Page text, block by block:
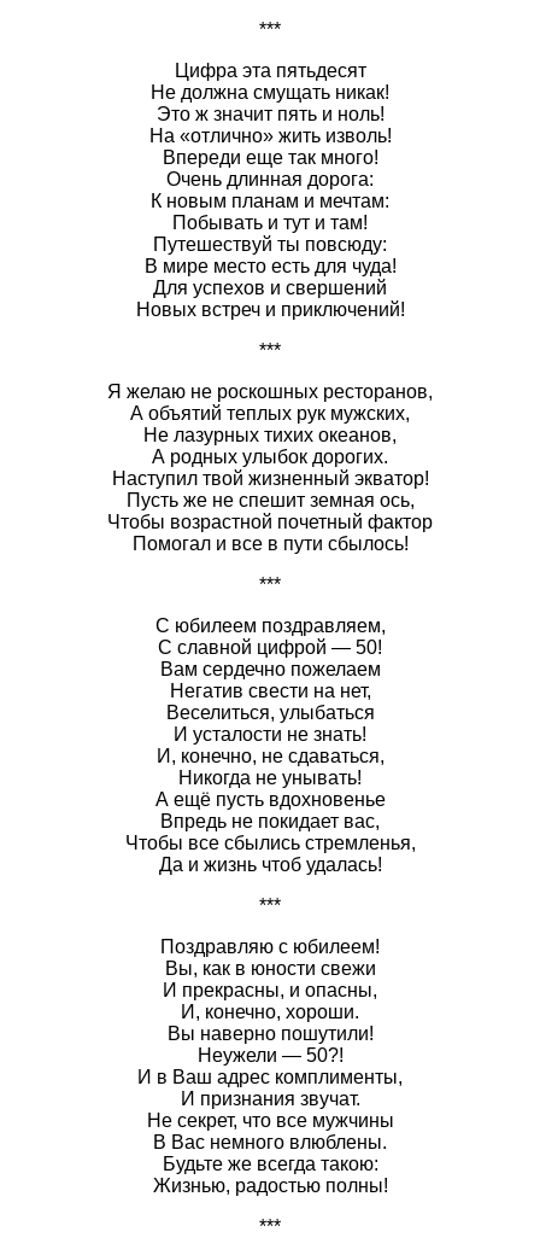
***
Цифра эта пятьдесят
Не должна смущать никак!
Это ж значит пять и ноль!
На «отлично» жить изволь!
Впереди еще так много!
Очень длинная дорога:
К новым планам и мечтам:
Побывать и тут и там!
Путешествуй ты повсюду:
В мире место есть для чуда!
Для успехов и свершений
Новых встреч и приключений!
***
Я желаю не роскошных ресторанов,
А объятий теплых рук мужских,
Не лазурных тихих океанов,
А родных улыбок дорогих.
Наступил твой жизненный экватор!
Пусть же не спешит земная ось,
Чтобы возрастной почетный фактор
Помогал и все в пути сбылось!
***
С юбилеем поздравляем,
С славной цифрой — 50!
Вам сердечно пожелаем
Негатив свести на нет,
Веселиться, улыбаться
И усталости не знать!
И, конечно, не сдаваться,
Никогда не унывать!
А ещё пусть вдохновенье
Впредь не покидает вас,
Чтобы все сбылись стремленья,
Да и жизнь чтоб удалась!
***
Поздравляю с юбилеем!
Вы, как в юности свежи
И прекрасны, и опасны,
И, конечно, хороши.
Вы наверно пошутили!
Неужели — 50?!
И в Ваш адрес комплименты,
И признания звучат.
Не секрет, что все мужчины
В Вас немного влюблены.
Будьте же всегда такою:
Жизнью, радостью полны!
***